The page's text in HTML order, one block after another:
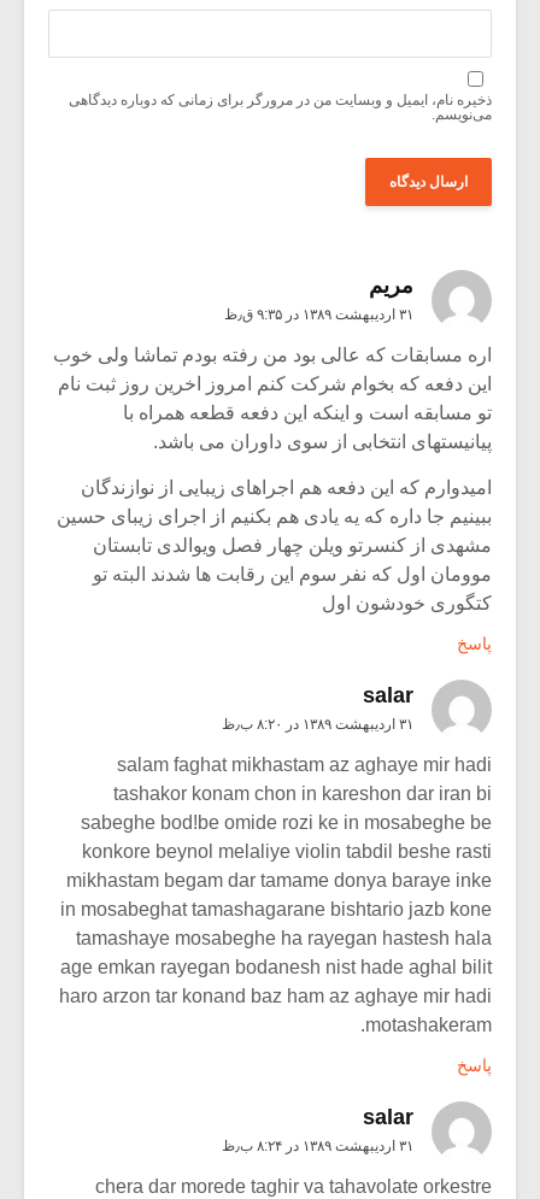
ذخیره نام، ایمیل و وبسایت من در مرورگر برای زمانی که دوباره دیدگاهی
می‌نویسم.
مریم
۳۱ اردیبهشت ۱۳۸۹ در ۹:۳۵ ق٫ظ
اره مسابقات که عالی بود من رفته بودم تماشا ولی خوب
این دفعه که بخوام شرکت کنم امروز اخرین روز ثبت نام
تو مسابقه است و اینکه این دفعه قطعه همراه با
پیانیستهای انتخابی از سوی داوران می باشد.
امیدوارم که این دفعه هم اجراهای زیبایی از نوازندگان
ببینیم جا داره که یه یادی هم بکنیم از اجرای زیبای حسین
مشهدی از کنسرتو ویلن چهار فصل ویوالدی تابستان
موومان اول که نفر سوم این رقابت ها شدند البته تو
کتگوری خودشون اول
پاسخ
salar
۳۱ اردیبهشت ۱۳۸۹ در ۸:۲۰ ب٫ظ
salam faghat mikhastam az aghaye mir hadi
tashakor konam chon in kareshon dar iran bi
sabeghe bod!be omide rozi ke in mosabeghe be
konkore beynol melaliye violin tabdil beshe rasti
mikhastam begam dar tamame donya baraye inke
in mosabeghat tamashagarane bishtario jazb kone
tamashaye mosabeghe ha rayegan hastesh hala
age emkan rayegan bodanesh nist hade aghal bilit
haro arzon tar konand baz ham az aghaye mir hadi
motashakeram.
پاسخ
salar
۳۱ اردیبهشت ۱۳۸۹ در ۸:۲۴ ب٫ظ
chera dar morede taghir va tahavolate orkestre